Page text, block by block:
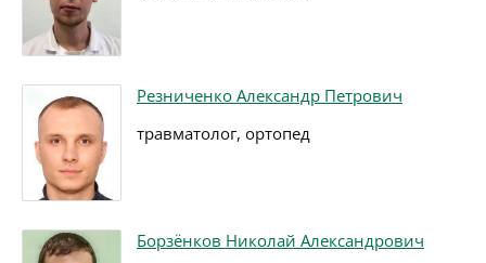
Резниченко Александр Петрович
травматолог, ортопед
Борзёнков Николай Александрович